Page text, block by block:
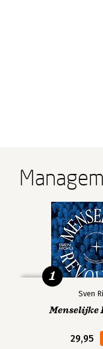
Sven
Menselijke
29,95
1